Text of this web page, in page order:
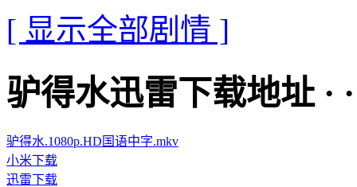
[ 显示全部剧情 ]
驴得水迅雷下载地址 · ·
驴得水.1080p.HD国语中字.mkv
小米下载
迅雷下载